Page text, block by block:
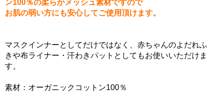
ン100％の柔らかメッシュ素材ですので
お肌の弱い方にも安心してご使用頂けます。
マスクインナーとしてだけではなく、赤ちゃんのよだれふ
きや布ライナー・汗わきパットとしてもお使いいただけま
す。
素材：オーガニックコットン100％